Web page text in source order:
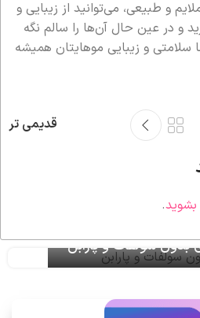
و طبیعی، می‌توانید از زیبایی و
و در عین حال آن‌ها را سالم نگه
سلامتی و زیبایی موهایتان همیشه
قدیمی تر
بشوید.
سولفات و پارابن